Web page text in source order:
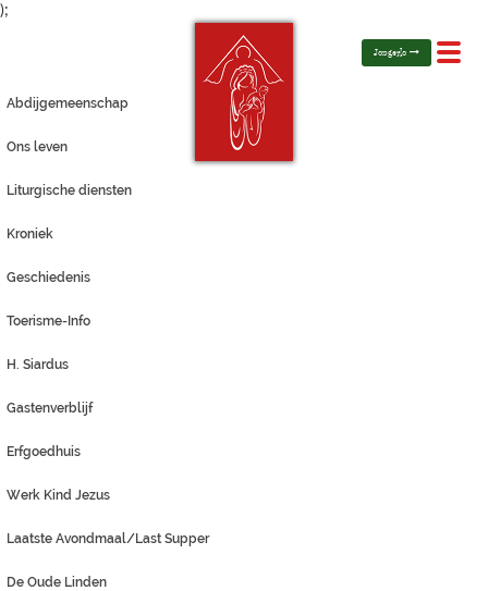
);
Toggle
Jongerlo
Abdijgemeenschap
Ons leven
Liturgische diensten
Kroniek
Geschiedenis
Toerisme-Info
H. Siardus
Gastenverblijf
Erfgoedhuis
Werk Kind Jezus
Laatste Avondmaal/Last Supper
De Oude Linden